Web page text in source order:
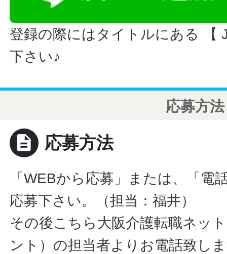
登録の際にはタイトルにある 【
下さい♪
応募方法
description 応募方法
「WEBから応募」または、「電
応募下さい。（担当：福井）
その後こちら大阪介護転職ネッ
ント）の担当者よりお電話致し